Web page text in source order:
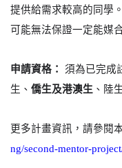
提供給需求較高的同學
可能無法保證一定能媒
申請資格：
須為已完成
生、 僑生及港澳生 、陸
更多計畫資訊，請參閱
ng/second-mentor-